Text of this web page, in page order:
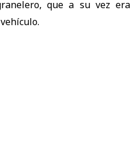
que a su vez era